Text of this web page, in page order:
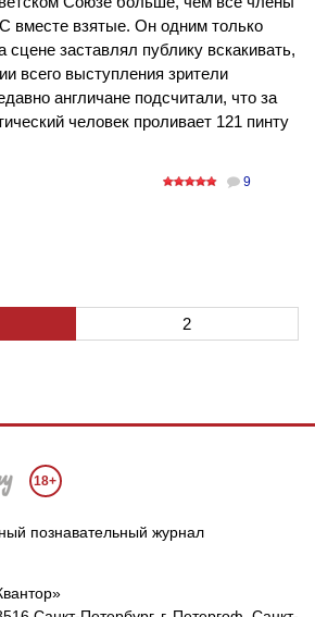
взятые. Он одним только
заставлял публику вскакивать,
всего выступления зрители
англичане подсчитали, что за
человек проливает 121 пинту
9
2
18+
познавательный журнал